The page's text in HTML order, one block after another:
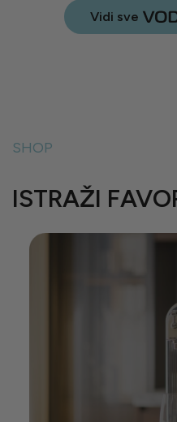
Vidi sve
SHOP
ISTRAŽI